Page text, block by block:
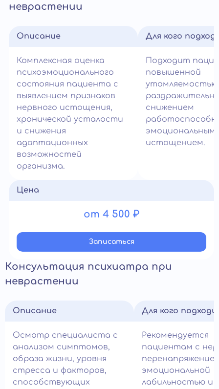
неврастении
Описание
Комплексная оценка
психоэмоционального
состояния пациента с
выявлением признаков
нервного истощения,
хронической усталости
и снижения
адаптационных
возможностей
организма.
Для кого
Подходит
повышенной
снижением
эмоциональным
истощением.
Цена
от 4 500 ₽
Записатьcя
Консультация психиатра при
неврастении
Описание
Осмотр специалиста с
анализом симптомов,
образа жизни, уровня
стресса и факторов,
способствующих
Для кого
Рекомендуется
пациентам с
эмоциональной
лабильностью и